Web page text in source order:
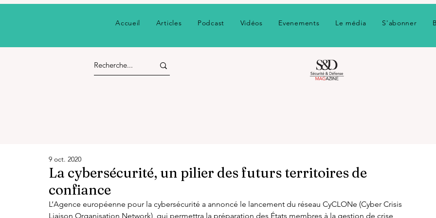
Accueil Articles Podcast Vidéos Evenements Le média S'abonner
La cybersécurité, un pilier des futurs territoires de
confiance
9 oct. 2020
L’Agence européenne pour la cybersécurité a annoncé le lancement du réseau CyCLONe (Cyber Crisis
Liaison Organisation Network), qui permettra la préparation des États membres à la gestion de crise